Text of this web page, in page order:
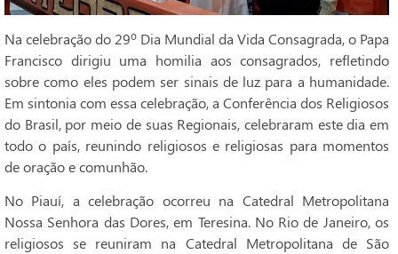
Na celebração do 29º Dia Mundial da Vida Consagrada, o Papa
Francisco dirigiu uma homilia aos consagrados, refletindo
sobre como eles podem ser sinais de luz para a humanidade.
Em sintonia com essa celebração, a Conferência dos Religiosos
do Brasil, por meio de suas Regionais, celebraram este dia em
todo o país, reunindo religiosos e religiosas para momentos
de oração e comunhão.
No Piauí, a celebração ocorreu na Catedral Metropolitana
Nossa Senhora das Dores, em Teresina. No Rio de Janeiro, os
religiosos se reuniram na Catedral Metropolitana de São